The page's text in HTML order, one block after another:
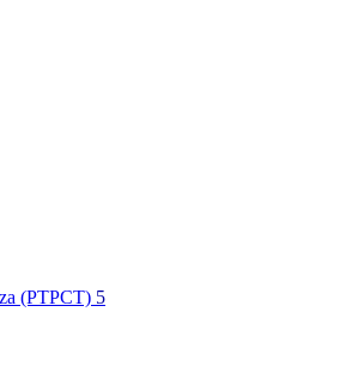
(PTPCT) 5